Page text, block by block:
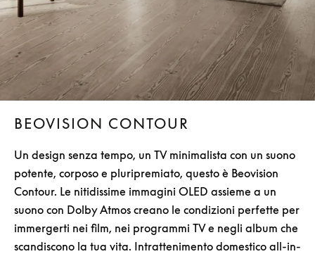
BEOVISION CONTOUR
Un design senza tempo, un TV minimalista con un suono
potente, corposo e pluripremiato, questo è Beovision
Contour. Le nitidissime immagini OLED assieme a un
suono con Dolby Atmos creano le condizioni perfette per
immergerti nei film, nei programmi TV e negli album che
scandiscono la tua vita. Intrattenimento domestico all-in-